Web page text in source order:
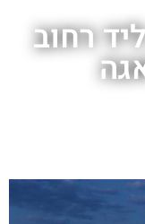
ליד רחוב